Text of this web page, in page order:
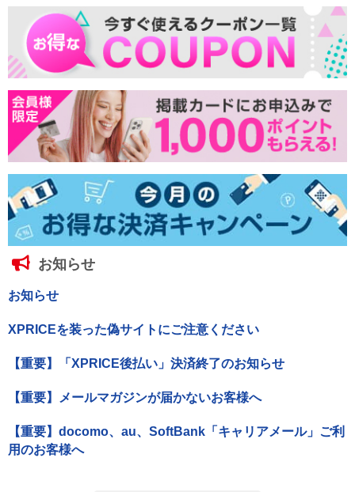
お知らせ
お知らせ
XPRICEを装った偽サイトにご注意ください
【重要】「XPRICE後払い」決済終了のお知らせ
【重要】メールマガジンが届かないお客様へ
【重要】docomo、au、SoftBank「キャリアメール」ご利
用のお客様へ